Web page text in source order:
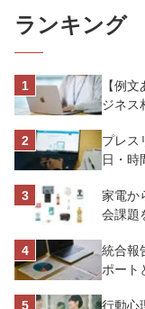
ランキング
【例文
ジネス
プレス
日・時
家電か
会課題
統合報
ポート
行動心